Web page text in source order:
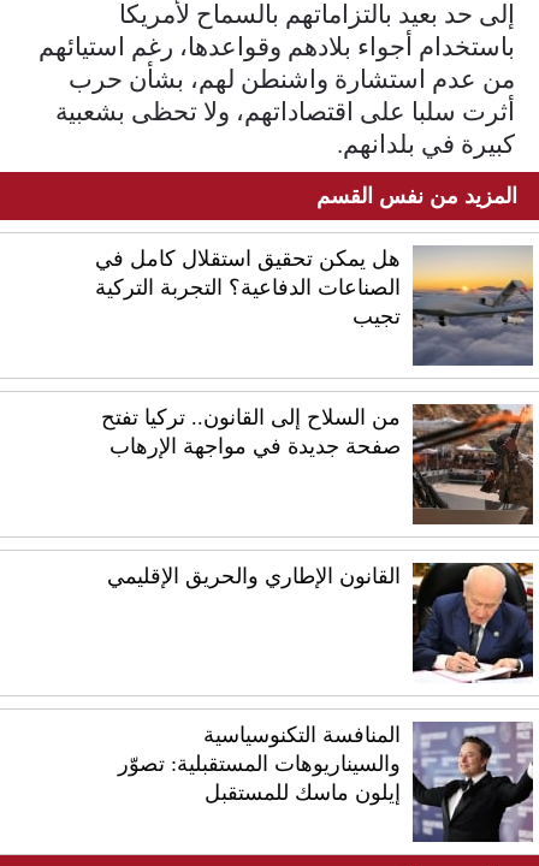
إلى حد بعيد بالتزاماتهم بالسماح لأمريكا
باستخدام أجواء ‌بلادهم وقواعدها، رغم استيائهم
من عدم استشارة واشنطن لهم، بشأن حرب
أثرت سلبا على اقتصاداتهم، ولا تحظى بشعبية
كبيرة في بلدانهم.
المزيد من نفس القسم
هل يمكن تحقيق استقلال كامل في
الصناعات الدفاعية؟ التجربة التركية
تجيب
من السلاح إلى القانون.. تركيا تفتح
صفحة جديدة في مواجهة الإرهاب
القانون الإطاري والحريق الإقليمي
المنافسة التكنوسياسية
والسيناريوهات المستقبلية: تصوّر
إيلون ماسك للمستقبل